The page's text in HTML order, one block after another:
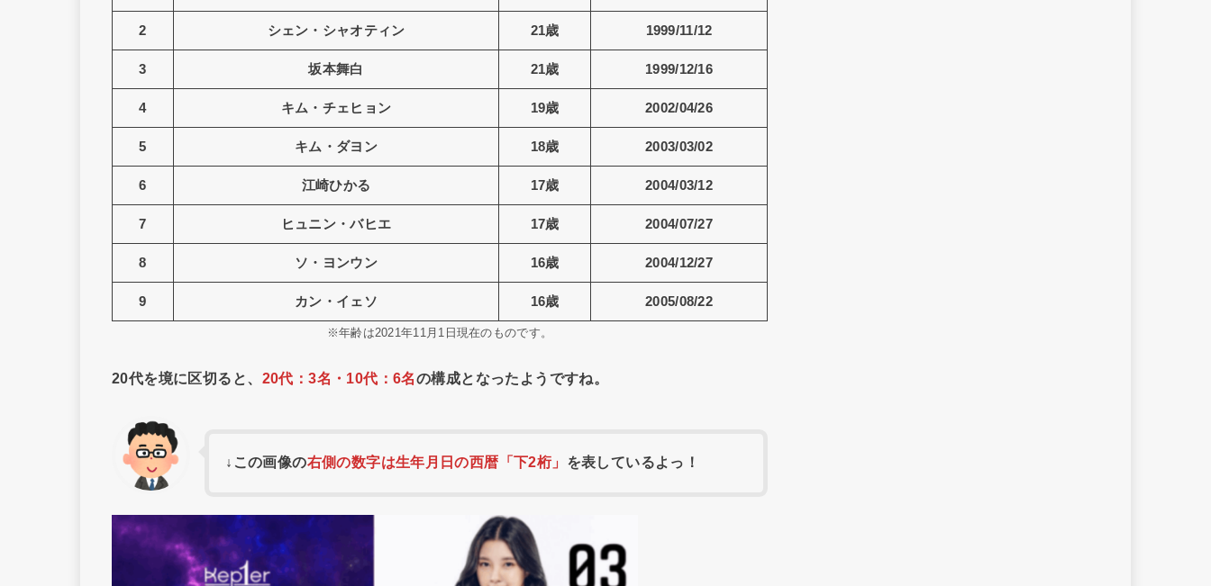
2 シェン・シャオティン 21歳 1999/11/12
3 坂本舞白 21歳 1999/12/16
4 キム・チェヒョン 19歳 2002/04/26
5 キム・ダヨン 18歳 2003/03/02
6 江崎ひかる 17歳 2004/03/12
7 ヒュニン・バヒエ 17歳 2004/07/27
8 ソ・ヨンウン 16歳 2004/12/27
9 カン・イェソ 16歳 2005/08/22
※年齢は2021年11月1日現在のものです。
20代を境に区切ると、 20代：3名・10代：6名の構成となったようですね。
↓この画像の右側の数字は生年月日の西暦「下2桁」 を表しているよっ！